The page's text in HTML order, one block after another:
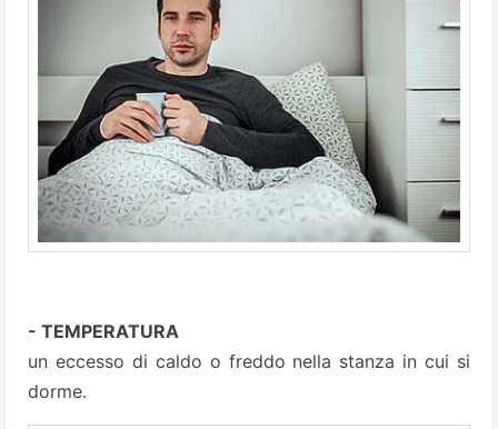
- TEMPERATURA
un eccesso di caldo o freddo nella stanza in cui si
dorme.